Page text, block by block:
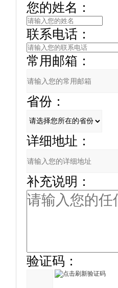
您的姓名：
联系电话：
常用邮箱：
省份：
详细地址：
补充说明：
验证码：